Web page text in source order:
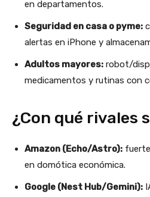
en departamentos.
Seguridad en casa o pyme:
alertas en iPhone y
Adultos mayores: robot/
medicamentos y rutinas con
¿Con qué rivales
Amazon (Echo/Astro):
en domótica económica.
Google (Nest Hub/Gemini):